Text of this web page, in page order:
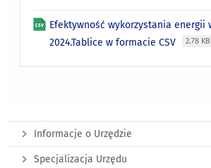
Efektywność wykorzystania energii
2024.Tablice w formacie CSV
2.78 KB
Informacje o Urzędzie
Specjalizacja Urzędu